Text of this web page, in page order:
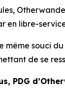
en libre-
même souci
de se
PDG